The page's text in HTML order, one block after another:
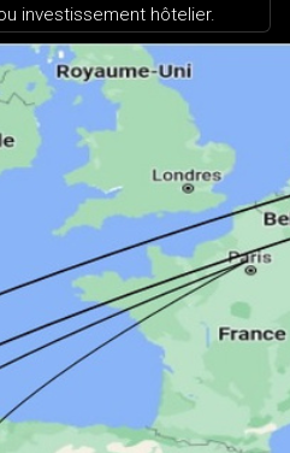
investissement hôtelier.